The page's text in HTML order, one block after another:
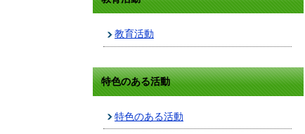
教育活動
特色のある活動
特色のある活動